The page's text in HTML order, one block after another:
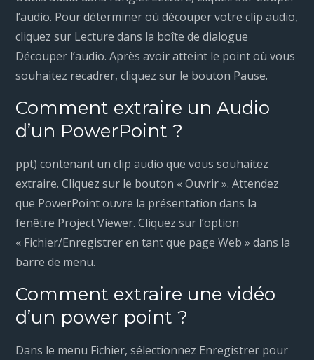
l’audio. Pour déterminer où découper votre clip audio,
cliquez sur Lecture dans la boîte de dialogue
Découper l’audio. Après avoir atteint le point où vous
souhaitez recadrer, cliquez sur le bouton Pause.
Comment extraire un Audio
d’un PowerPoint ?
ppt) contenant un clip audio que vous souhaitez
extraire. Cliquez sur le bouton « Ouvrir ». Attendez
que PowerPoint ouvre la présentation dans la
fenêtre Project Viewer. Cliquez sur l’option
« Fichier/Enregistrer en tant que page Web » dans la
barre de menu.
Comment extraire une vidéo
d’un power point ?
Dans le menu Fichier, sélectionnez Enregistrer pour